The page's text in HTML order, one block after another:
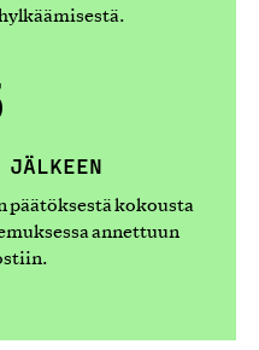
JÄLKEEN
kokousta
annettuun